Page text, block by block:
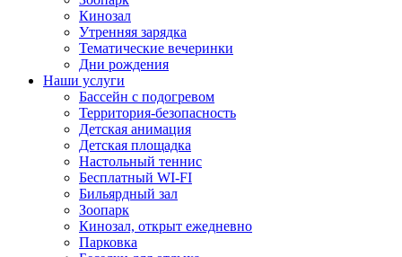
Кинозал
Утренняя зарядка
Тематические вечеринки
Дни рождения
Наши услуги
Бассейн с подогревом
Территория-безопасность
Детская анимация
Детская площадка
Настольный теннис
Бесплатный WI-FI
Бильярдный зал
Зоопарк
Кинозал, открыт ежедневно
Парковка